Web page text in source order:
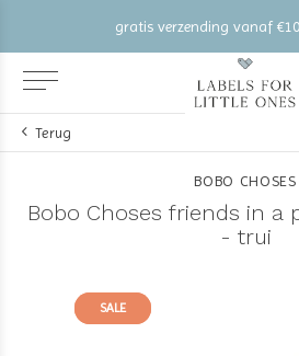
gratis verzending vanaf
Terug
BOBO CHOSES
Bobo Choses friends in a
- trui
SALE
SALE